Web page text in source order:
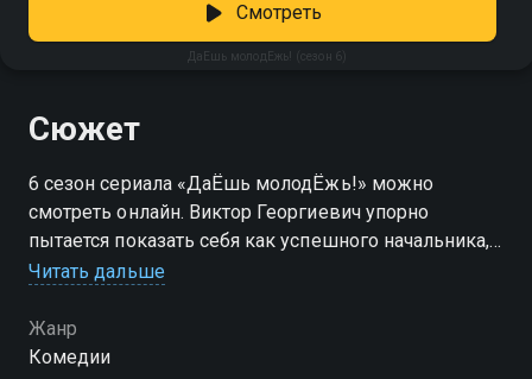
ДаЕшь молодЕжь! (сезон 6)
Смотреть
Сюжет
6 сезон сериала «ДаЁшь молодЁжь!» можно
смотреть онлайн. Виктор Георгиевич упорно
пытается показать себя как успешного начальника,
но его выходки продолжают портить работу, отдых
придумывают новые клички и оскорбления, чтобы
быть модными пацанами. Тамик и Радик уходят от
Читать дальше
Жанр
Комедии